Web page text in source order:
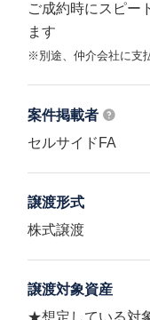
ご成約時にスピー
ます
※別途、仲介会社に支
案件掲載者
セルサイドFA
譲渡形式
株式譲渡
譲渡対象資産
★想定している対